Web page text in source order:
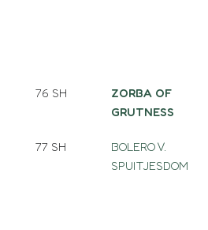
76 SH
ZORBA OF
GRUTNESS
77 SH
BOLERO V.
SPUITJESDOM